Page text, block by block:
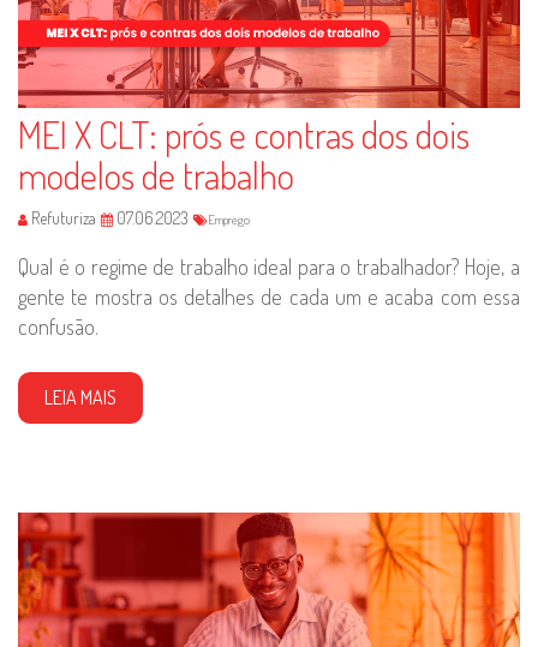
MEI X CLT: prós e contras dos dois
modelos de trabalho
Refuturiza 07.06.2023 Emprego
Qual é o regime de trabalho ideal para o trabalhador? Hoje, a
gente te mostra os detalhes de cada um e acaba com essa
confusão.
LEIA MAIS